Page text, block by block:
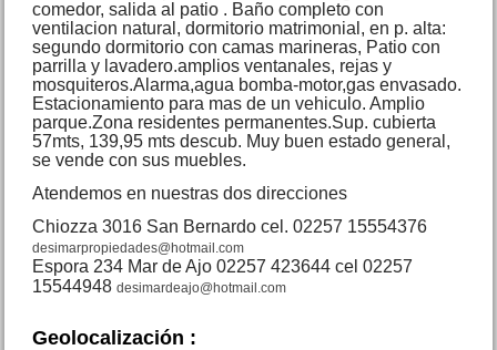
VENDIDO Casa 3 amb.
Roldan y Lebensohn Nueva
Atlantis
Precio :U$S 45 .000
Salta 2022 San Bernardo
Precio :
comedor, salida al patio . Baño completo con
ventilacion natural, dormitorio matrimonial, en p. alta:
segundo dormitorio con camas marineras, Patio con
parrilla y lavadero.amplios ventanales, rejas y
mosquiteros.Alarma,agua bomba-motor,gas envasado.
Estacionamiento para mas de un vehiculo. Amplio
parque.Zona residentes permanentes.Sup. cubierta
57mts, 139,95 mts descub. Muy buen estado general,
se vende con sus muebles.
Atendemos en nuestras dos direcciones
Chiozza 3016 San Bernardo cel. 02257 15554376
desimarpropiedades@hotmail.com
Espora 234 Mar de Ajo 02257 423644 cel 02257
15544948desimardeajo@hotmail.com
Geolocalización :